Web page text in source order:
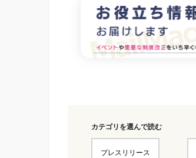
カテゴリを選んで読む
プレスリリース